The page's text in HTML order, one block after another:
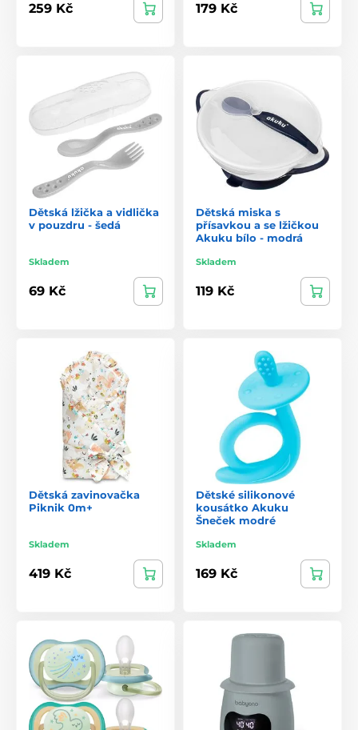
259 Kč 179 Kč
Dětská lžička a vidlička
v pouzdru - šedá
Skladem
69 Kč
Dětská miska s
přísavkou a se lžičkou
Akuku bílo - modrá
Skladem
119 Kč
Dětská zavinovačka
Piknik 0m+
Skladem
419 Kč
Dětské silikonové
kousátko Akuku
Šneček modré
Skladem
169 Kč